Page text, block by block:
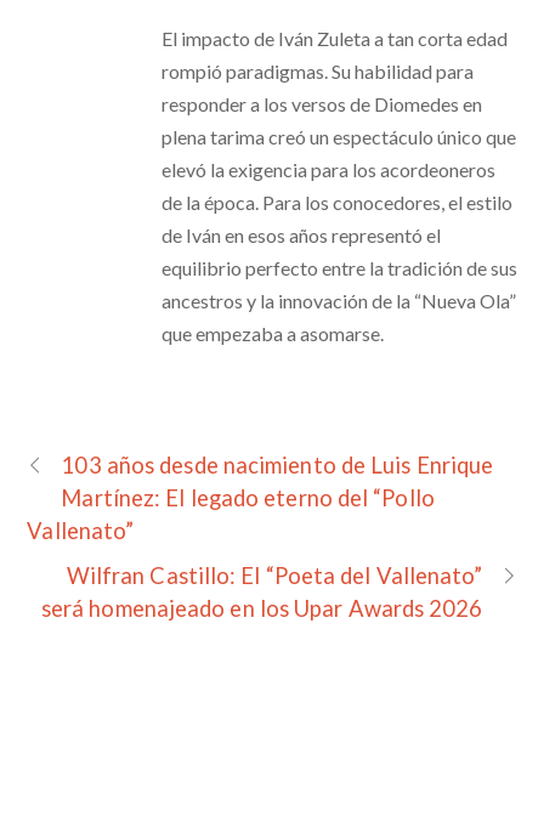
El impacto de Iván Zuleta a tan corta edad
rompió paradigmas. Su habilidad para
responder a los versos de Diomedes en
plena tarima creó un espectáculo único que
elevó la exigencia para los acordeoneros
de la época. Para los conocedores, el estilo
de Iván en esos años representó el
equilibrio perfecto entre la tradición de sus
ancestros y la innovación de la “Nueva Ola”
que empezaba a asomarse.
103 años desde nacimiento de Luis Enrique
Martínez: El legado eterno del “Pollo
Vallenato”
Wilfran Castillo: El “Poeta del Vallenato”
será homenajeado en los Upar Awards 2026